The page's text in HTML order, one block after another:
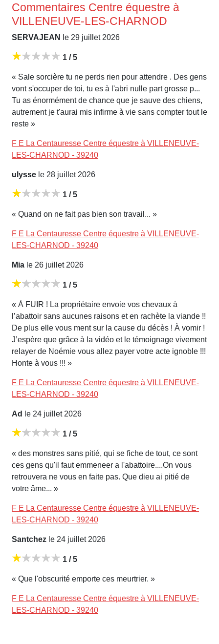
Commentaires Centre équestre à
VILLENEUVE-LES-CHARNOD
SERVAJEAN le 29 juillet 2026
1 / 5
« Sale sorcière tu ne perds rien pour attendre . Des gens
vont s'occuper de toi, tu es à l'abri nulle part grosse p...
Tu as énormément de chance que je sauve des chiens,
autrement je t'aurai mis infirme à vie sans compter tout le
reste »
F E La Centauresse Centre équestre à VILLENEUVE-
LES-CHARNOD - 39240
ulysse le 28 juillet 2026
1 / 5
« Quand on ne fait pas bien son travail... »
F E La Centauresse Centre équestre à VILLENEUVE-
LES-CHARNOD - 39240
Mia le 26 juillet 2026
1 / 5
« À FUIR ! La propriétaire envoie vos chevaux à
l’abattoir sans aucunes raisons et en rachète la viande !!
De plus elle vous ment sur la cause du décès ! À vomir !
J’espère que grâce à la vidéo et le témoignage vivement
relayer de Noémie vous allez payer votre acte ignoble !!!
Honte à vous !!! »
F E La Centauresse Centre équestre à VILLENEUVE-
LES-CHARNOD - 39240
Ad le 24 juillet 2026
1 / 5
« des monstres sans pitié, qui se fiche de tout, ce sont
ces gens qu'il faut emmeneer a l'abattoire....On vous
retrouvera ne vous en faite pas. Que dieu ai pitié de
votre âme... »
F E La Centauresse Centre équestre à VILLENEUVE-
LES-CHARNOD - 39240
Santchez le 24 juillet 2026
1 / 5
« Que l'obscurité emporte ces meurtrier. »
F E La Centauresse Centre équestre à VILLENEUVE-
LES-CHARNOD - 39240